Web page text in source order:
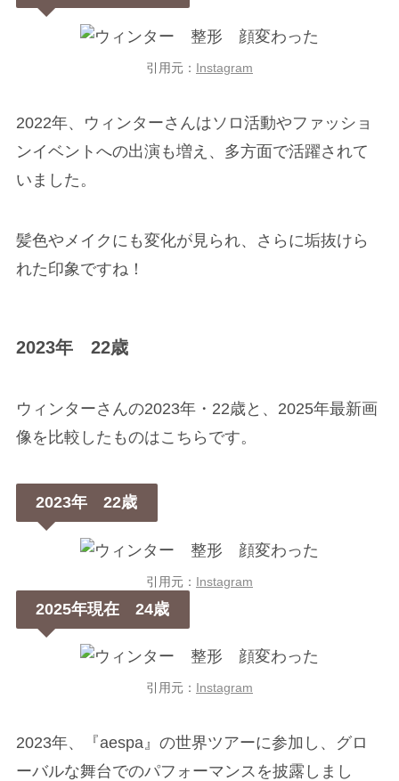
引用元： Instagram
2022年、ウィンターさんはソロ活動やファッショ
ンイベントへの出演も増え、多方面で活躍されて
いました。
髪色やメイクにも変化が見られ、さらに垢抜けら
れた印象ですね！
2023年 22歳
ウィンターさんの2023年・22歳と、2025年最新画
像を比較したものはこちらです。
2023年 22歳
引用元： Instagram
2025年現在 24歳
引用元： Instagram
2023年、『aespa』の世界ツアーに参加し、グロ
ーバルな舞台でのパフォーマンスを披露しまし